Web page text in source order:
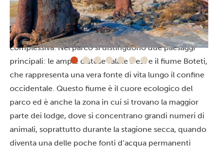
Sale e acqua
Il Parco Nazionale di Makgadikgadi Pans copre però
meno di 4.000 chilometri quadrati dell’area
complessiva. Nel parco si distinguono due paesaggi
principali: le ampie distese salate a est e il fiume Boteti,
che rappresenta una vera fonte di vita lungo il confine
occidentale. Questo fiume è il cuore ecologico del
parco ed è anche la zona in cui si trovano la maggior
parte dei lodge, dove si concentrano grandi numeri di
animali, soprattutto durante la stagione secca, quando
diventa una delle poche fonti d’acqua permanenti